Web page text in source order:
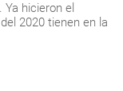
hicieron el
2020 tienen en la